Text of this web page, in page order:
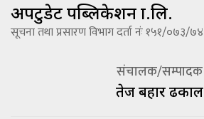
अपटुडेट पब्लिकेशन प्रा.लि.
सूचना तथा प्रसारण विभाग दर्ता नंः १५१/०७३/७४
संचालक/सम्पादक
तेज बहादूर ढकाल